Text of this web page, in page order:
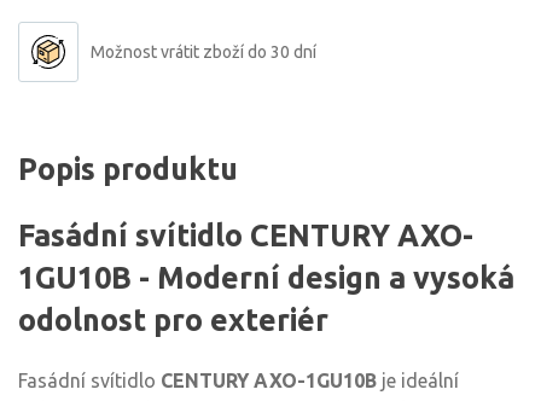
Možnost vrátit zboží do 30 dní
Popis produktu
Fasádní svítidlo CENTURY AXO-
1GU10B - Moderní design a vysoká
odolnost pro exteriér
Fasádní svítidlo CENTURY AXO-1GU10B je ideální